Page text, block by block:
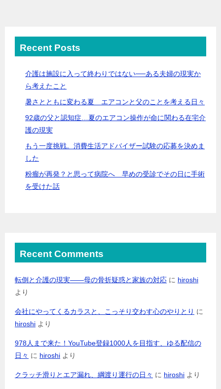
Recent Posts
介護は施設に入って終わりではない──ある夫婦の現実か
ら考えたこと
暑さとともに変わる夏 エアコンと父のことを考える日々
92歳の父と認知症…夏のエアコン操作が命に関わる在宅介
護の現実
もう一度挑戦。消費生活アドバイザー試験の応募を決めま
した
粉瘤が再発？と思って病院へ 早めの受診でその日に手術
を受けた話
Recent Comments
転倒と介護の現実――母の骨折疑惑と家族の対応 に hiroshi
より
会社にやってくるカラスと、こっそり交わす心のやりとり に
hiroshi より
978人まで来た！YouTube登録1000人を目指す、ゆる配信の
日々 に hiroshi より
クラッチ滑りとエア漏れ、綱渡り運行の日々 に hiroshi より